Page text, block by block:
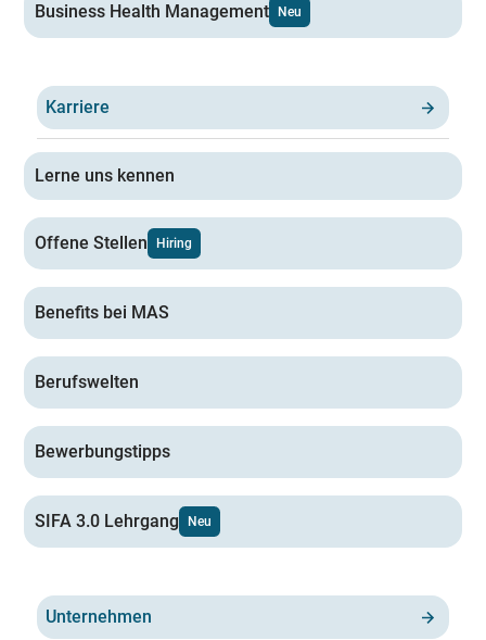
Business Health Management Neu
Karriere
Lerne uns kennen
Offene Stellen Hiring
Benefits bei MAS
Berufswelten
Bewerbungstipps
SIFA 3.0 Lehrgang Neu
Unternehmen